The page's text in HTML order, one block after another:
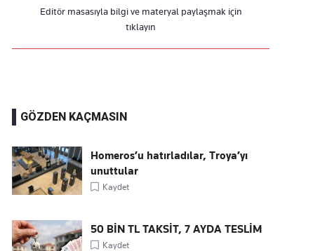
Editör masasıyla bilgi ve materyal paylaşmak için
tıklayın
GÖZDEN KAÇMASIN
Homeros’u hatırladılar, Troya’yı
unuttular
Kaydet
50 BİN TL TAKSİT, 7 AYDA TESLİM
Kaydet